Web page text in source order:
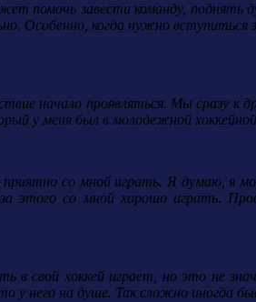
завести команду, поднять
когда нужно вступиться
начало проявляться. Мы сразу к
у меня был в молодежной хоккейной
со мной играть. Я думаю, я
этого со мной хорошо играть.
свой хоккей играет, но это не
у него на душе. Так сложно иногда